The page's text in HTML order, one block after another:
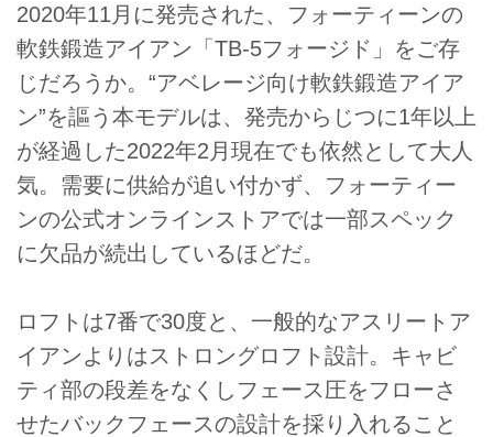
2020年11月に発売された、フォーティーンの
軟鉄鍛造アイアン「TB-5フォージド」をご存
じだろうか。“アベレージ向け軟鉄鍛造アイア
ン”を謳う本モデルは、発売からじつに1年以上
が経過した2022年2月現在でも依然として大人
気。需要に供給が追い付かず、フォーティー
ンの公式オンラインストアでは一部スペック
に欠品が続出しているほどだ。
ロフトは7番で30度と、一般的なアスリートア
イアンよりはストロングロフト設計。キャビ
ティ部の段差をなくしフェース圧をフローさ
せたバックフェースの設計を採り入れること